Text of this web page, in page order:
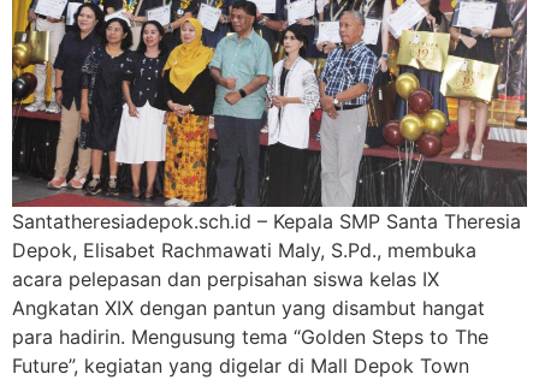
Santatheresiadepok.sch.id – Kepala SMP Santa Theresia
Depok, Elisabet Rachmawati Maly, S.Pd., membuka
acara pelepasan dan perpisahan siswa kelas IX
Angkatan XIX dengan pantun yang disambut hangat
para hadirin. Mengusung tema “Golden Steps to The
Future”, kegiatan yang digelar di Mall Depok Town